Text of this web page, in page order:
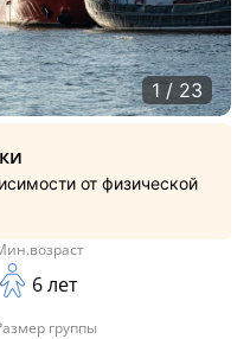
1 / 23
6 лет
группы
от физической